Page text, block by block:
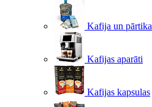
Kafija un pārtika
Kafijas aparāti
Kafijas kapsulas